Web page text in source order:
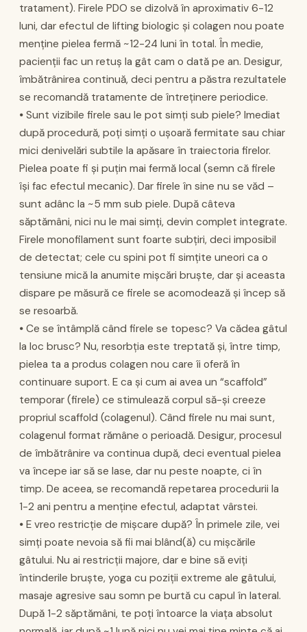
tratament). Firele PDO se dizolvă în aproximativ 6-12
luni, dar efectul de lifting biologic și colagen nou poate
menține pielea fermă ~12-24 luni în total. În medie,
pacienții fac un retuș la gât cam o dată pe an. Desigur,
îmbătrânirea continuă, deci pentru a păstra rezultatele
se recomandă tratamente de întreținere periodice.
⦁ Sunt vizibile firele sau le pot simți sub piele? Imediat
după procedură, poți simți o ușoară fermitate sau chiar
mici denivelări subtile la apăsare în traiectoria firelor.
Pielea poate fi și puțin mai fermă local (semn că firele
își fac efectul mecanic). Dar firele în sine nu se văd –
sunt adânc la ~5 mm sub piele. După câteva
săptămâni, nici nu le mai simți, devin complet integrate.
Firele monofilament sunt foarte subțiri, deci imposibil
de detectat; cele cu spini pot fi simțite uneori ca o
tensiune mică la anumite mișcări bruște, dar și aceasta
dispare pe măsură ce firele se acomodează și încep să
se resoarbă.
⦁ Ce se întâmplă când firele se topesc? Va cădea gâtul
la loc brusc? Nu, resorbția este treptată și, între timp,
pielea ta a produs colagen nou care îi oferă în
continuare suport. E ca și cum ai avea un “scaffold”
temporar (firele) ce stimulează corpul să-și creeze
propriul scaffold (colagenul). Când firele nu mai sunt,
colagenul format rămâne o perioadă. Desigur, procesul
de îmbătrânire va continua după, deci eventual pielea
va începe iar să se lase, dar nu peste noapte, ci în
timp. De aceea, se recomandă repetarea procedurii la
1-2 ani pentru a menține efectul, adaptat vârstei.
⦁ E vreo restricție de mișcare după? În primele zile, vei
simți poate nevoia să fii mai blând(ă) cu mișcările
gâtului. Nu ai restricții majore, dar e bine să eviți
întinderile bruște, yoga cu poziții extreme ale gâtului,
masaje agresive sau somn pe burtă cu capul în lateral.
După 1-2 săptămâni, te poți întoarce la viața absolut